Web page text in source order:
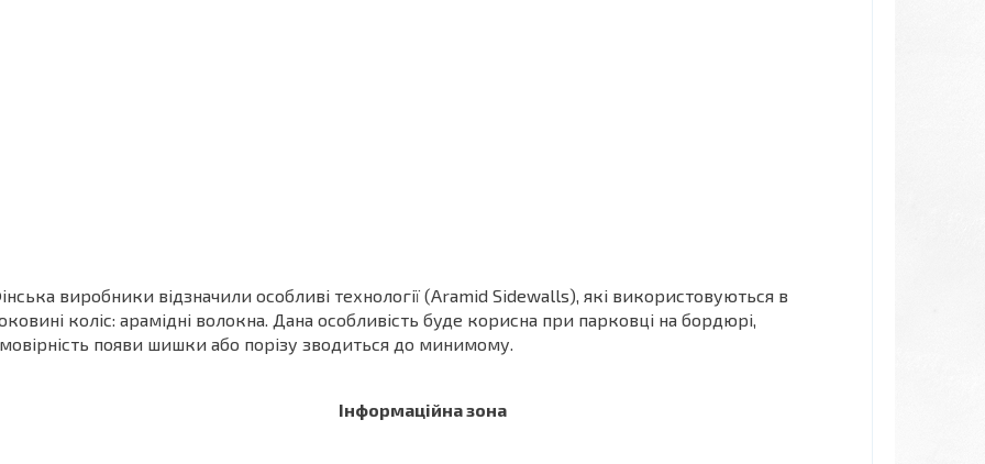
виробники відзначили особливі технології (Aramid Sidewalls), які використовуються в
коліс: арамідні волокна. Дана особливість буде корисна при парковці на бордюрі,
появи шишки або порізу зводиться до минимому.
Інформаційна зона